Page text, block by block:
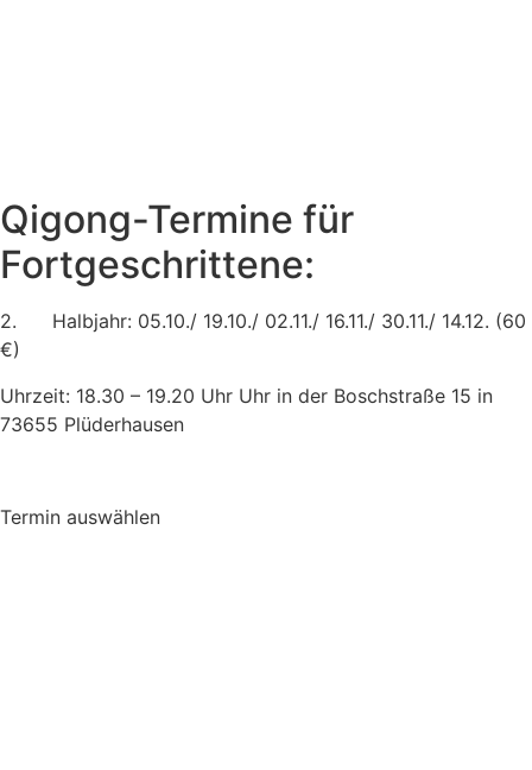
Qigong-Termine für
Fortgeschrittene:
2. Halb­jahr: 05.10./ 19.10./ 02.11./ 16.11./ 30.11./ 14.12. (60
€)
Uhr­zeit: 18.30 – 19.20 Uhr Uhr in der Bosch­stra­ße 15 in
73655 Plüderhausen
Ter­min auswählen